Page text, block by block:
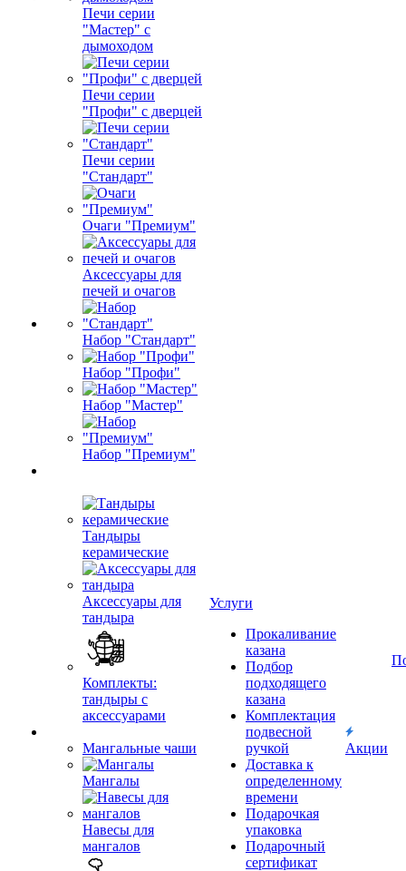
Печи серии
"Мастер" с
дымоходом
Печи серии
"Профи" с дверцей
Печи серии
"Стандарт"
Очаги "Премиум"
Аксессуары для
печей и очагов
Набор "Стандарт"
Набор "Профи"
Набор "Мастер"
Набор "Премиум"
Тандыры
керамические
Аксессуары для
тандыра
Комплекты:
тандыры с
аксессуарами
Мангальные чаши
Мангалы
Навесы для
мангалов
Услуги
Прокаливание
казана
Подбор
подходящего
казана
Комплектация
подвесной
ручкой
Доставка к
определенному
времени
Подарочкая
упаковка
Подарочный
сертификат
Акции